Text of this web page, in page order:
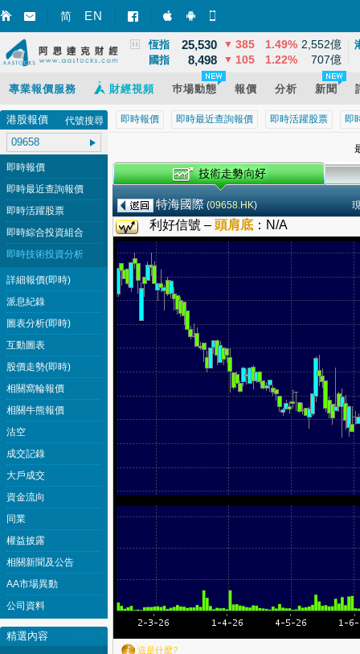
简 EN 智財迅 (iPhone)
智財迅 (Android)
上證 3,900
恆指 25,530 ▼ 385 1.49% 2,552億
國指 8,498 ▼ 105 1.22% 707億
專業報價服務 財經視頻 巿場動態 報價 分析 新聞
即時報價 即時最近查詢報價 即時活躍股票 即
特海國際 (09658.HK)
利好信號 – 頭肩底 ： N/A
這是什麼?
港股報價 代號搜尋
即時報價
即時最近查詢報價
即時活躍股票
即時綜合投資組合
即時技術投資分析
詳細報價(即時)
派息紀錄
圖表分析(即時)
互動圖表
股價走勢(即時)
相關窩輪報價
相關牛熊報價
沽空
成交記錄
大戶成交
資金流向
同業
權益披露
相關新聞及公告
AA市場異動
公司資料
精選內容